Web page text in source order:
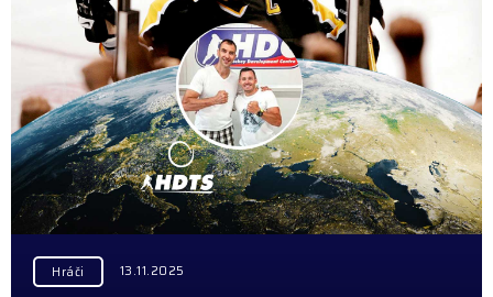
Hráči 13.11.2025